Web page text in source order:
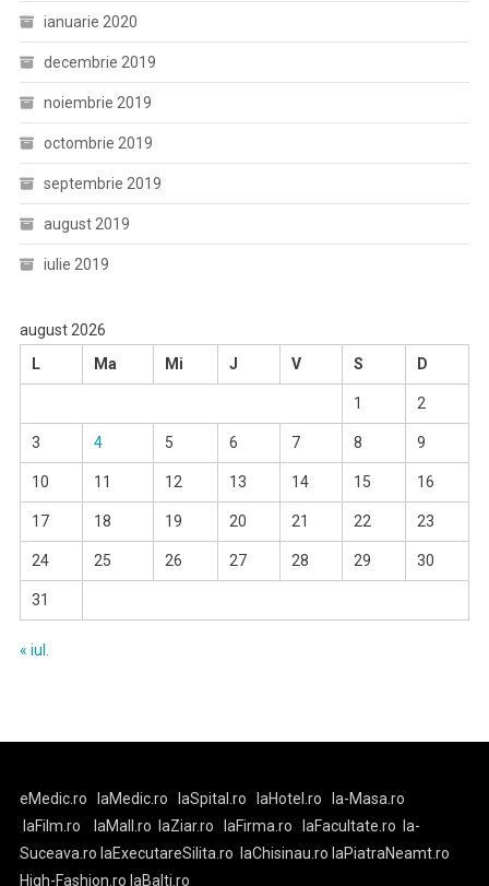
ianuarie 2020
decembrie 2019
noiembrie 2019
octombrie 2019
septembrie 2019
august 2019
iulie 2019
august 2026
L
Ma Mi J V S D
1 2
3 4 5 6 7 8 9
10 11 12 13 14 15 16
17 18 19 20 21 22 23
24 25 26 27 28 29 30
31
« iul.
eMedic.ro laMedic.ro laSpital.ro laHotel.ro
la-Masa.ro
laFilm.ro
laMall.ro laZiar.ro laFirma.ro laFacultate.ro
la-
Suceava.ro laExecutareSilita.ro laChisinau.ro laPiatraNeamt.ro
High-Fashion.ro laBalti.ro